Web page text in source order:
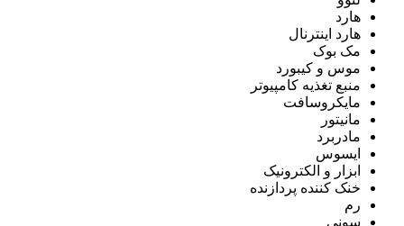
هارد
هارد اینترنال
مک بوک
موس و کیبورد
منبع تغذیه کامپیوتر
مایکروسافت
مانیتور
مادربرد
ایسوس
ابزار و الکترونیک
خنک کننده پردازنده
رم
سونی